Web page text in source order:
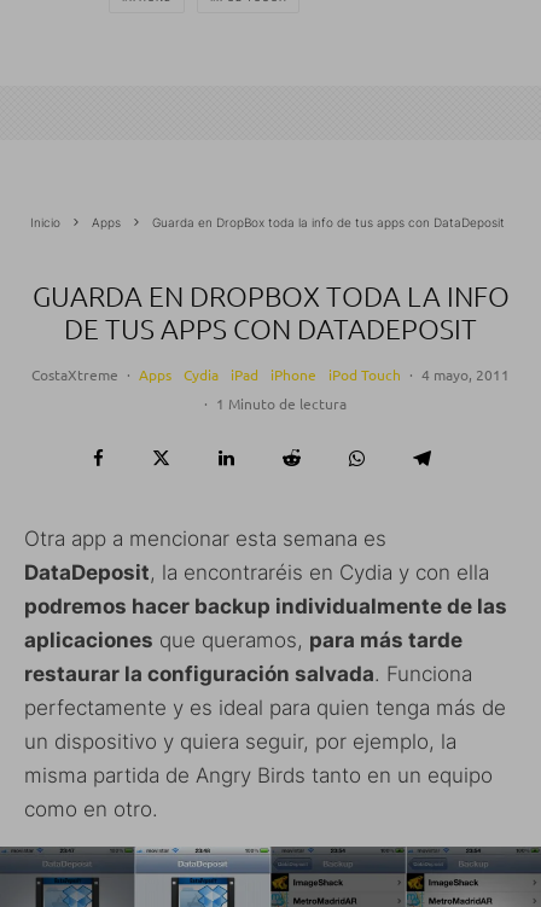
Inicio Apps Guarda en DropBox toda la info de tus apps con DataDeposit
GUARDA EN DROPBOX TODA LA INFO
DE TUS APPS CON DATADEPOSIT
CostaXtreme · Apps Cydia iPad iPhone iPod Touch · 4 mayo, 2011
· 1 Minuto de lectura
Otra app a mencionar esta semana es
DataDeposit, la encontraréis en Cydia y con ella
podremos hacer backup individualmente de las
aplicaciones que queramos, para más tarde
restaurar la configuración salvada. Funciona
perfectamente y es ideal para quien tenga más de
un dispositivo y quiera seguir, por ejemplo, la
misma partida de Angry Birds tanto en un equipo
como en otro.